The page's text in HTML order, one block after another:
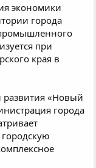
экономики
города
при
края в
развития «Новый
города